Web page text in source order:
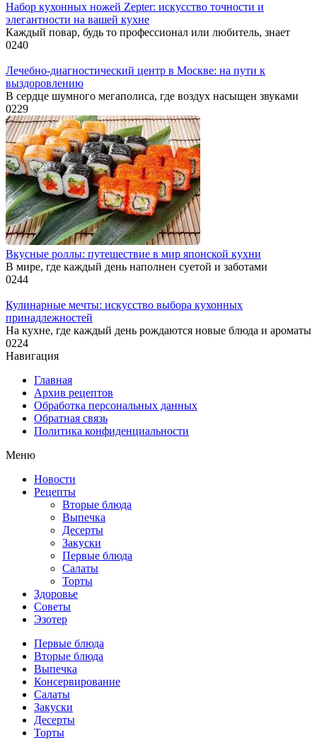
Набор кухонных ножей Zepter: искусство точности и
элегантности на вашей кухне
Каждый повар, будь то профессионал или любитель, знает
0240
Лечебно-диагностический центр в Москве: на пути к
выздоровлению
В сердце шумного мегаполиса, где воздух насыщен звуками
0229
Вкусные роллы: путешествие в мир японской кухни
В мире, где каждый день наполнен суетой и заботами
0244
Кулинарные мечты: искусство выбора кухонных
принадлежностей
На кухне, где каждый день рождаются новые блюда и ароматы
0224
Навигация
Главная
Архив рецептов
Обработка персональных данных
Обратная связь
Политика конфиденциальности
Меню
Новости
Рецепты
Вторые блюда
Выпечка
Десерты
Закуски
Первые блюда
Салаты
Торты
Здоровье
Советы
Эзотер
Первые блюда
Вторые блюда
Выпечка
Консервирование
Салаты
Закуски
Десерты
Торты